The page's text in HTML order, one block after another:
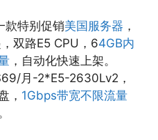
款特别促销美国服务器 ，
双路E5 CPU，64GB内
，自动化快速上架。
月-2*E5-2630Lv2，
， 1Gbps带宽不限流量